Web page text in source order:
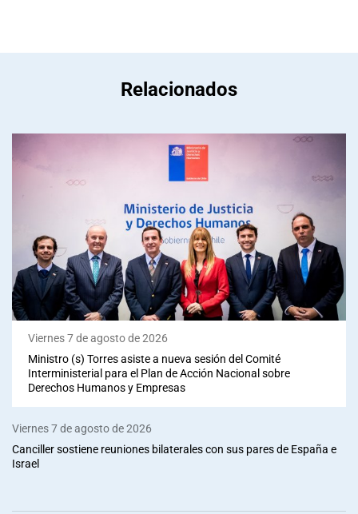
Relacionados
Viernes 7 de agosto de 2026
Ministro (s) Torres asiste a nueva sesión del Comité
Interministerial para el Plan de Acción Nacional sobre
Derechos Humanos y Empresas
Viernes 7 de agosto de 2026
Canciller sostiene reuniones bilaterales con sus pares de España e
Israel